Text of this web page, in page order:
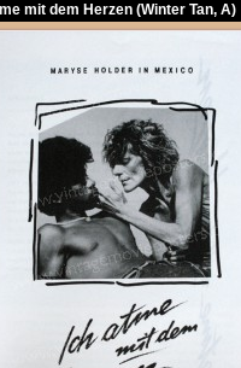
mit dem Herzen (Winter Tan, A)